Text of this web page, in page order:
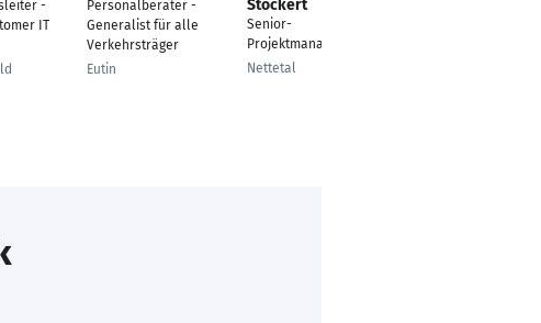
-
IT
Personalberater -
Generalist für alle
Verkehrsträger
Eutin
Stockert
Senior-
Projektmanager
Nettetal